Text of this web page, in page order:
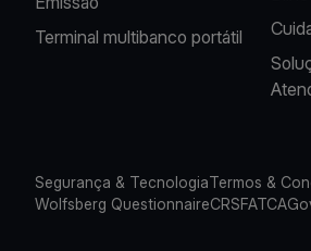
Terminal multibanco portátil
Segurança & TecnologiaTermos &
Wolfsberg QuestionnaireCRSFATCA